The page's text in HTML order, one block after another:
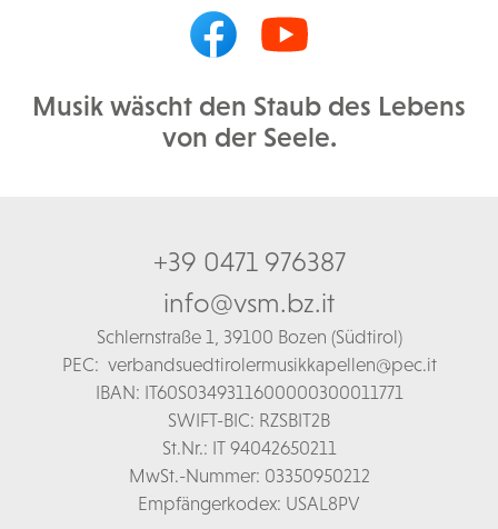
Musik wäscht den Staub des Lebens
von der Seele.
+39 0471 976387
info@vsm.bz.it
Schlernstraße 1, 39100 Bozen (Südtirol)
PEC: verbandsuedtirolermusikkapellen@pec.it
IBAN: IT60S0349311600000300011771
SWIFT-BIC: RZSBIT2B
St.Nr.: IT 94042650211
MwSt.-Nummer: 03350950212
Empfängerkodex: USAL8PV